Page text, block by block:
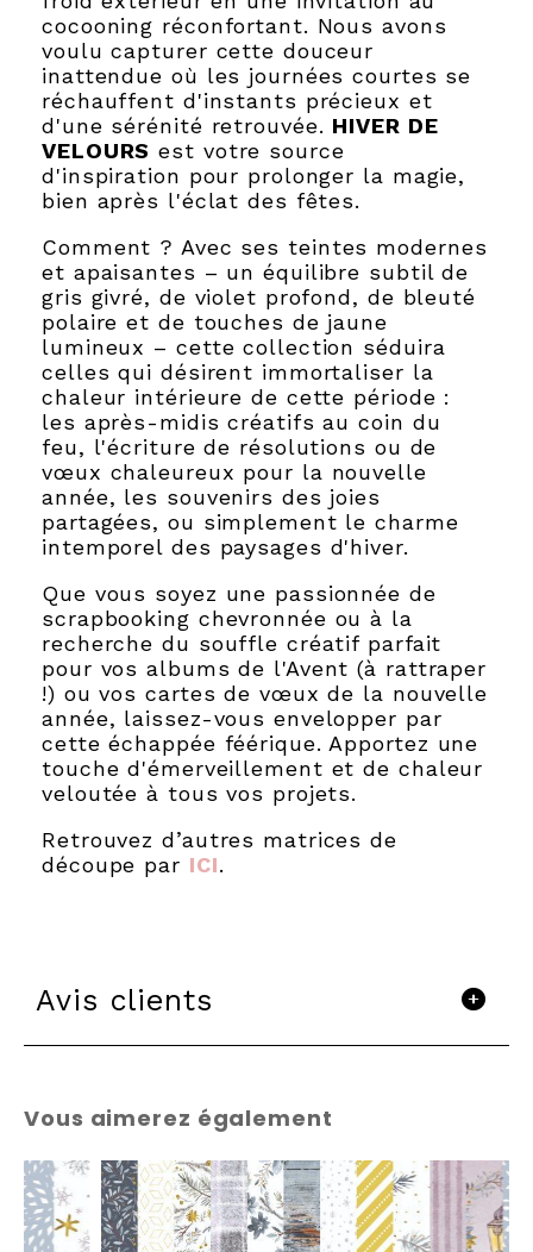
cocooning réconfortant. Nous avons
voulu capturer cette douceur
inattendue où les journées courtes se
réchauffent d'instants précieux et
d'une sérénité retrouvée. HIVER DE
VELOURS est votre source
d'inspiration pour prolonger la magie,
bien après l'éclat des fêtes.
Comment ? Avec ses teintes modernes
et apaisantes – un équilibre subtil de
gris givré, de violet profond, de bleuté
polaire et de touches de jaune
lumineux – cette collection séduira
celles qui désirent immortaliser la
chaleur intérieure de cette période :
les après-midis créatifs au coin du
feu, l'écriture de résolutions ou de
vœux chaleureux pour la nouvelle
année, les souvenirs des joies
partagées, ou simplement le charme
intemporel des paysages d'hiver.
Que vous soyez une passionnée de
scrapbooking chevronnée ou à la
recherche du souffle créatif parfait
pour vos albums de l'Avent (à rattraper
!) ou vos cartes de vœux de la nouvelle
année, laissez-vous envelopper par
cette échappée féérique. Apportez une
touche d'émerveillement et de chaleur
veloutée à tous vos projets.
Retrouvez d’autres matrices de
découpe par ICI.
Avis clients
Vous aimerez également